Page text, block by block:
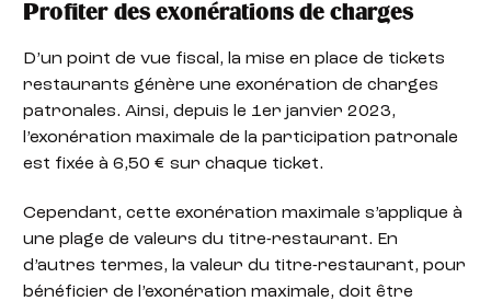
Profiter des exonérations de charges
D’un point de vue fiscal, la mise en place de tickets
restaurants génère une exonération de charges
patronales. Ainsi, depuis le 1er janvier 2023,
l’exonération maximale de la participation patronale
est fixée à 6,50 € sur chaque ticket.
Cependant, cette exonération maximale s’applique à
une plage de valeurs du titre-restaurant. En
d’autres termes, la valeur du titre-restaurant, pour
bénéficier de l’exonération maximale, doit être